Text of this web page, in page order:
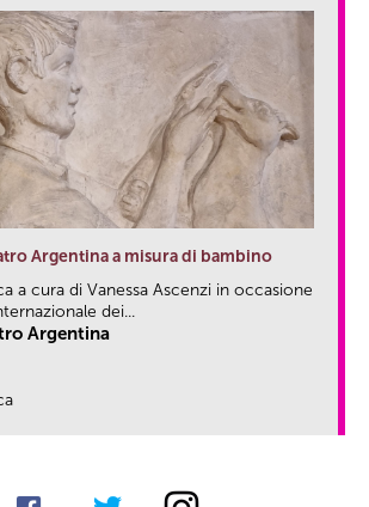
Argentina a misura di bambino
a cura di Vanessa Ascenzi in occasione
dei...
Argentina